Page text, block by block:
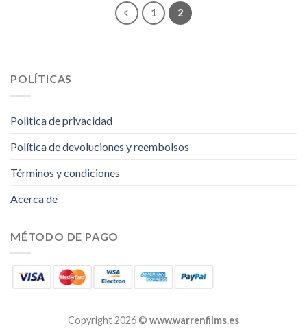
1 2
POLÍTICAS
Politica de privacidad
Política de devoluciones y reembolsos
Términos y condiciones
Acerca de
MÉTODO DE PAGO
Copyright 2026 © www.warrenfilms.es